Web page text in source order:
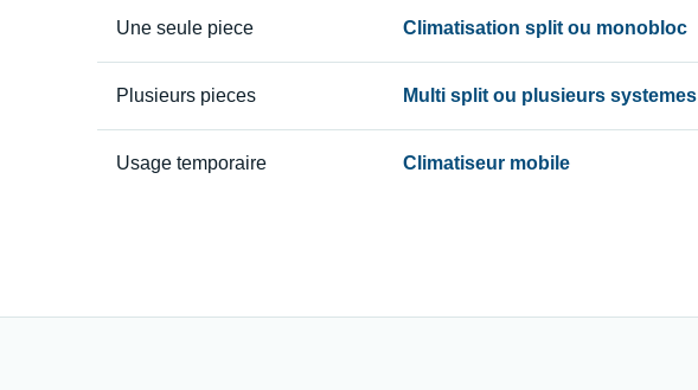
Une seule piece Climatisation split ou monobloc
Plusieurs pieces Multi split ou plusieurs systemes
Usage temporaire Climatiseur mobile